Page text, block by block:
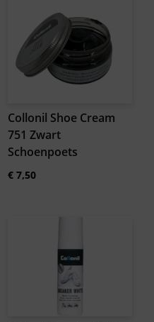
Collonil Shoe Cream
751 Zwart
Schoenpoets
€7,50